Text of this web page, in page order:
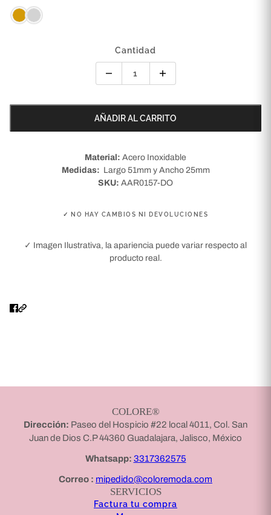
Cantidad
AÑADIR AL CARRITO
Material: Acero Inoxidable
Medidas: Largo 51mm y Ancho 25mm
SKU: AAR0157-DO
✓ NO HAY CAMBIOS NI DEVOLUCIONES
✓ Imagen Ilustrativa, la apariencia puede variar respecto al
producto real.
COLORE®
Dirección: Paseo del Hospicio #22 local 4011, Col. San
Juan de Dios C.P 44360 Guadalajara, Jalisco, México
Whatsapp: 3317362575
Correo : mipedido@coloremoda.com
SERVICIOS
Factura tu compra